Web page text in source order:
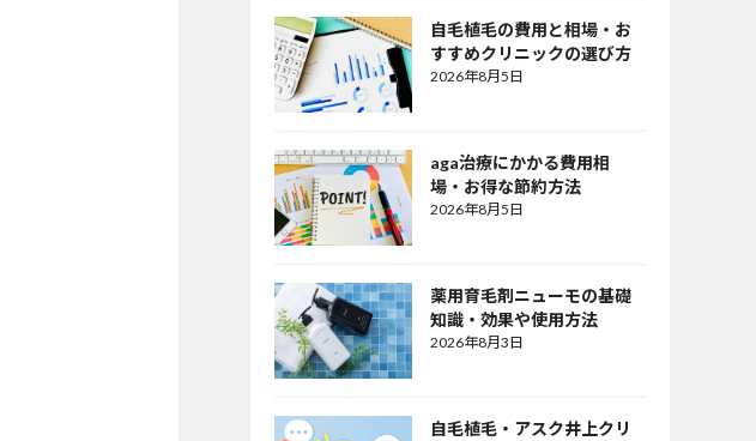
自毛植毛の費用と相場・お
すすめクリニックの選び方
2026年8月5日
aga治療にかかる費用相
場・お得な節約方法
2026年8月5日
薬用育毛剤ニューモの基礎
知識・効果や使用方法
2026年8月3日
自毛植毛・アスク井上クリ